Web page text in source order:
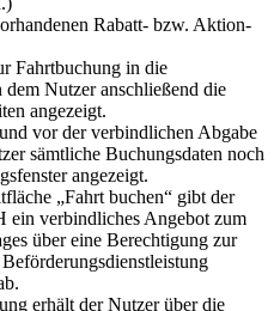
Rabatt- bzw. Aktion-
Fahrtbuchung in die
Nutzer anschließend die
angezeigt.
vor der verbindlichen Abgabe
sämtliche Buchungsdaten noch
angezeigt.
„Fahrt buchen“ gibt der
ein verbindliches Angebot zum
über eine Berechtigung zur
erhält der Nutzer über die